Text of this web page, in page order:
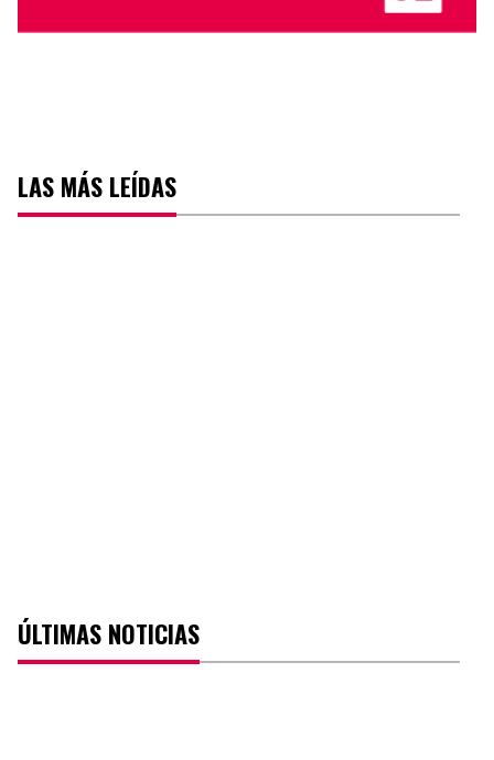
LAS MÁS LEÍDAS
ÚLTIMAS NOTICIAS